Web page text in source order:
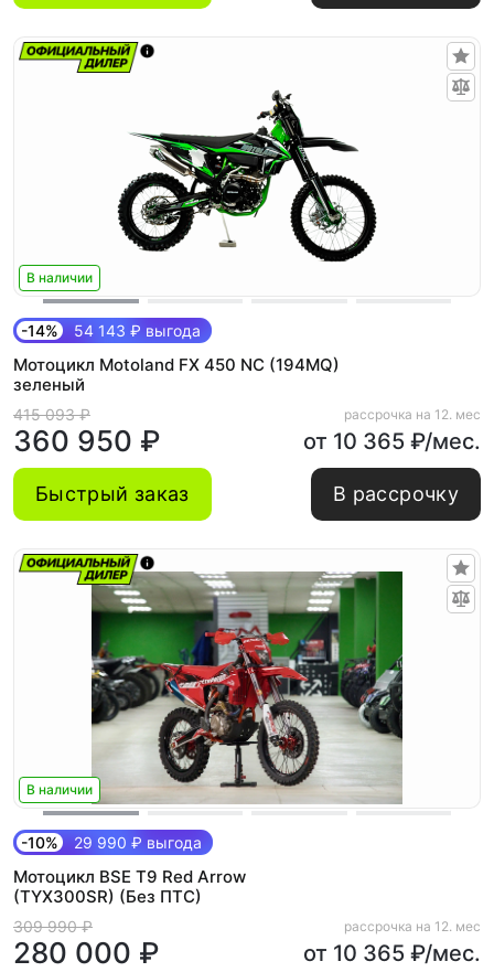
В наличии
-14% 54 143 ₽ выгода
Мотоцикл Motoland FX 450 NC (194MQ)
зеленый
415 093 ₽
360 950 ₽
рассрочка на 12. мес
от 10 365 ₽/мес.
Быстрый заказ В рассрочку
В наличии
-10% 29 990 ₽ выгода
Мотоцикл BSE T9 Red Arrow
(TYX300SR) (Без ПТС)
309 990 ₽
280 000 ₽
рассрочка на 12. мес
от 10 365 ₽/мес.